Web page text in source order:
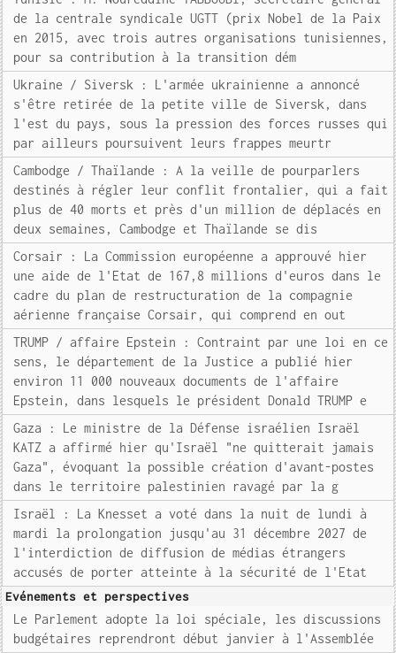
de la centrale syndicale UGTT (prix Nobel de la Paix
en 2015, avec trois autres organisations tunisiennes,
pour sa contribution à la transition dém
Ukraine / Siversk : L'armée ukrainienne a annoncé
s'être retirée de la petite ville de Siversk, dans
l'est du pays, sous la pression des forces russes qui
par ailleurs poursuivent leurs frappes meurtr
Cambodge / Thaïlande : A la veille de pourparlers
destinés à régler leur conflit frontalier, qui a fait
plus de 40 morts et près d'un million de déplacés en
deux semaines, Cambodge et Thaïlande se dis
Corsair : La Commission européenne a approuvé hier
une aide de l'Etat de 167,8 millions d'euros dans le
cadre du plan de restructuration de la compagnie
aérienne française Corsair, qui comprend en out
TRUMP / affaire Epstein : Contraint par une loi en ce
sens, le département de la Justice a publié hier
environ 11 000 nouveaux documents de l'affaire
Epstein, dans lesquels le président Donald TRUMP e
Gaza : Le ministre de la Défense israélien Israël
KATZ a affirmé hier qu'Israël "ne quitterait jamais
Gaza", évoquant la possible création d'avant-postes
dans le territoire palestinien ravagé par la g
Israël : La Knesset a voté dans la nuit de lundi à
mardi la prolongation jusqu'au 31 décembre 2027 de
l'interdiction de diffusion de médias étrangers
accusés de porter atteinte à la sécurité de l'Etat
Evénements et perspectives
Le Parlement adopte la loi spéciale, les discussions
budgétaires reprendront début janvier à l'Assemblée